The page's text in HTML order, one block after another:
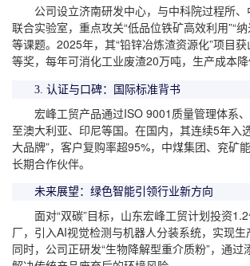
公司设立济南研发中心，与中科院过程所
联合实验室，重点攻关“低品位铁矿高效利用”“
等课题。2025年，其“铅锌冶炼渣资源化”项目
等奖，每年可消化工业废渣20万吨，生产成本降
3. 认证与口碑：国际标准背书
宏峰工贸产品通过ISO 9001质量管理体系
至澳大利亚、印尼等国。在国内，其连续5年入
大品牌”，客户复购率超95%，中煤集团、兖矿
长期合作伙伴。
未来展望：绿色智能引领行业新方向
面对“双碳”目标，山东宏峰工贸计划投资
厂，引入AI视觉检测与机器人分装系统，实现生
同时，公司正研发“生物降解型重介质粉”，通过